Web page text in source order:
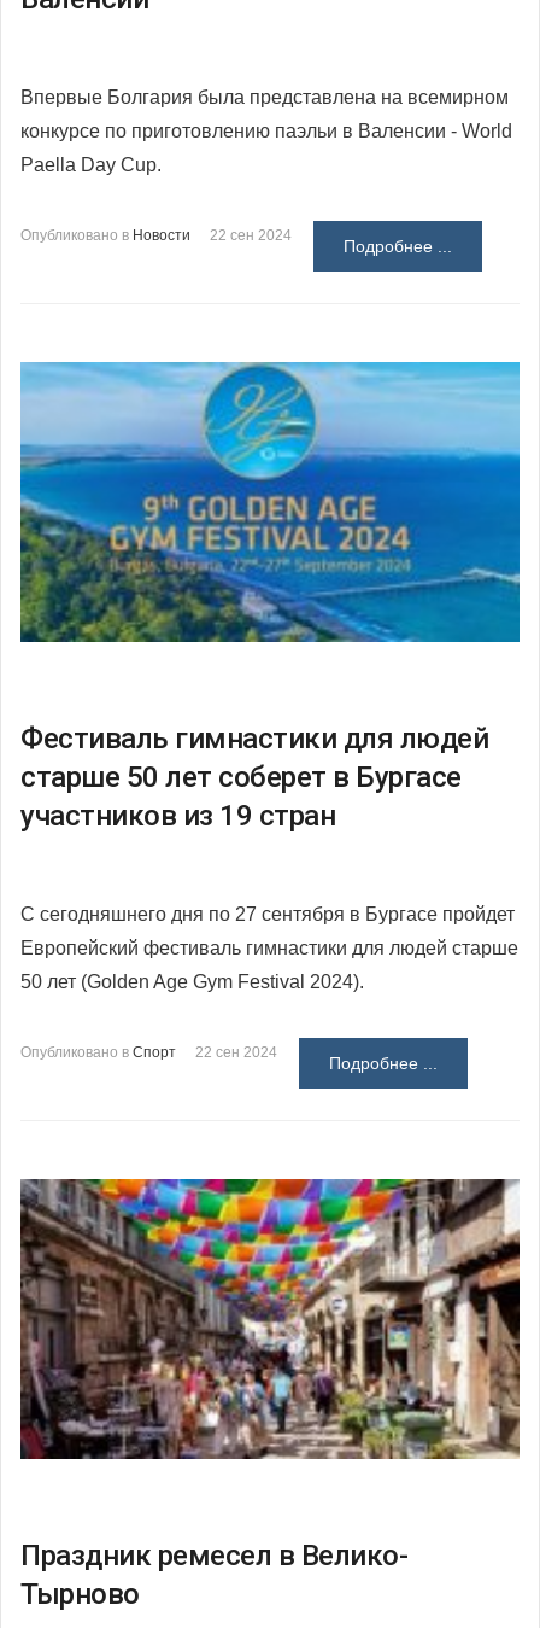
Впервые Болгария была представлена на всемирном
конкурсе по приготовлению паэльи в Валенсии - World
Paella Day Cup.
Опубликовано в Новости 22 сен 2024
Подробнее ...
Фестиваль гимнастики для людей
старше 50 лет соберет в Бургасе
участников из 19 стран
С сегодняшнего дня по 27 сентября в Бургасе пройдет
Европейский фестиваль гимнастики для людей старше
50 лет (Golden Age Gym Festival 2024).
Опубликовано в Спорт 22 сен 2024
Подробнее ...
Праздник ремесел в Велико-
Тырново